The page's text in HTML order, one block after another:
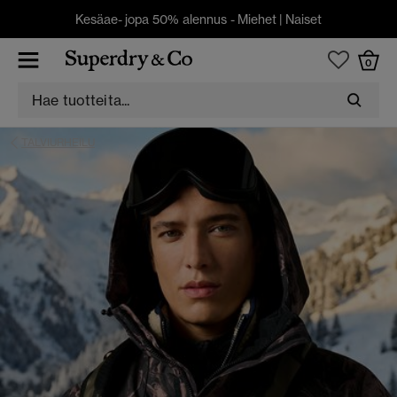
Kesäae- jopa 50% alennus - Miehet | Naiset
0